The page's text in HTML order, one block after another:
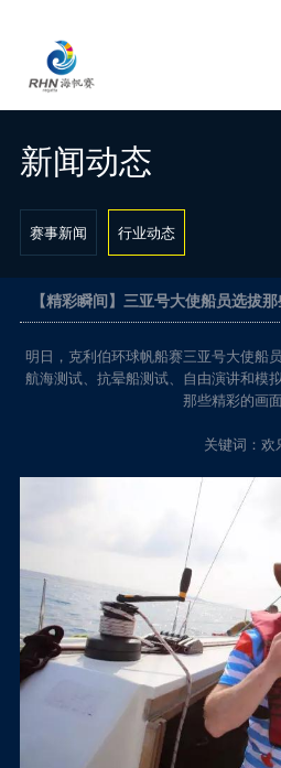
关于赛事
赛事公告
赛事概况
商务合作
合作商家介绍
合作概况
新闻中心
赛事新闻
行业动态
赛事图片
赛事精选
主题活动
赛事视频
赛事专题片
赛事宣传片
服务中心
城市介绍
港口介绍
站点信息
公司简介
发展历程
新闻动态
赛事新闻 行业动态
【精彩瞬间】三亚号大使船员选拔
明日，克利伯环球帆船赛三亚号大使船
航海测试、抗晕船测试、自由演讲和模
那些精彩的画
关键词：欢